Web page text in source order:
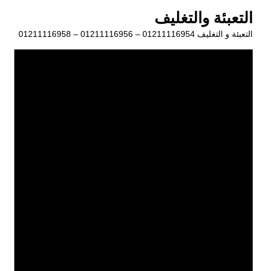
المحتوى
التعبئة والتغليف
التعبئة و التغليف 01211116954 – 01211116956 – 01211116958